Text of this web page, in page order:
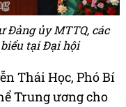
Đảng ủy MTTQ, các
tại Đại hội
Thái Học, Phó Bí
Trung ương cho